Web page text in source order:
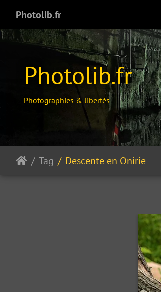
Photolib.fr
Photolib.fr
Photographies & libertés
Tag Descente en Onirie